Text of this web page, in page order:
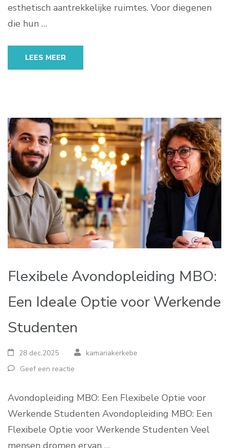
esthetisch aantrekkelijke ruimtes. Voor diegenen
die hun …
LEES MEER
Flexibele Avondopleiding MBO:
Een Ideale Optie voor Werkende
Studenten
28 dec,2025
kamariakerkebe
Geef een reactie
Avondopleiding MBO: Een Flexibele Optie voor
Werkende Studenten Avondopleiding MBO: Een
Flexibele Optie voor Werkende Studenten Veel
mensen dromen ervan …